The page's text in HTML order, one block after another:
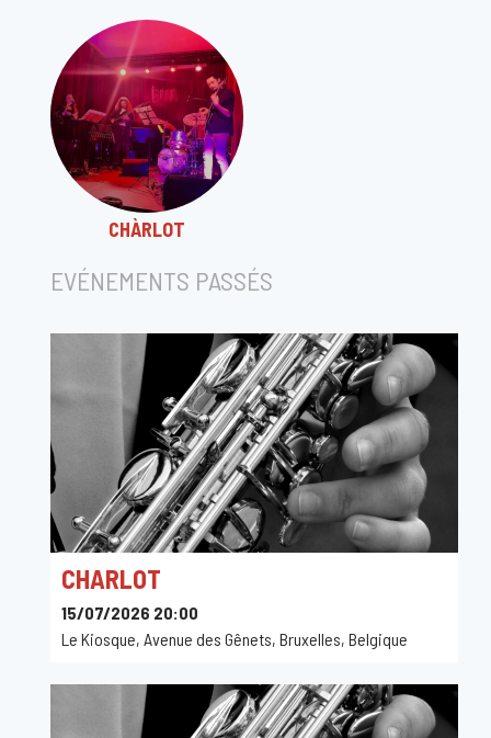
CHÀRLOT
EVÉNEMENTS PASSÉS
CHARLOT
15/07/2026 20:00
Le Kiosque, Avenue des Gênets, Bruxelles, Belgique